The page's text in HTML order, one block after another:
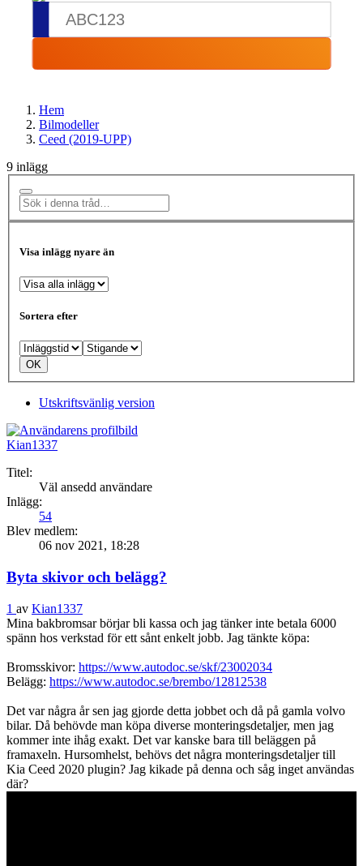
Hem
Bilmodeller
Ceed (2019-UPP)
9 inlägg
Visa inlägg nyare än
Sortera efter
Utskriftsvänlig version
Kian1337
Titel:
Väl ansedd användare
Inlägg:
54
Blev medlem:
06 nov 2021, 18:28
Byta skivor och belägg?
1 av Kian1337
Mina bakbromsar börjar bli kassa och jag tänker inte betala 6000
spänn hos verkstad för ett sånt enkelt jobb. Jag tänkte köpa:
Bromsskivor: https://www.autodoc.se/skf/23002034
Belägg: https://www.autodoc.se/brembo/12812538
Det var några år sen jag gjorde detta jobbet och då på gamla volvo
bilar. Då behövde man köpa diverse monteringsdetaljer, men jag
kommer inte ihåg exakt. Det var kanske bara till beläggen på
framaxeln. Hursomhelst, behövs det några monteringsdetaljer till
Kia Ceed 2020 plugin? Jag kikade på denna och såg inget användas
där?